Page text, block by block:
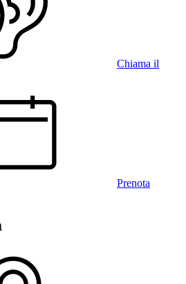
Chiama il
Prenota